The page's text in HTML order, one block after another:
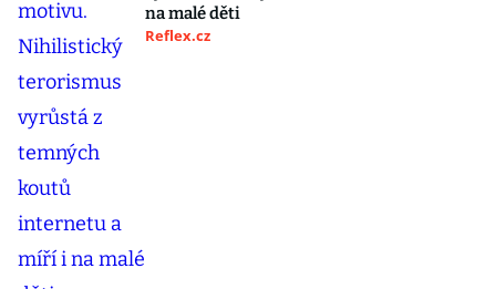
na malé děti
Reflex.cz